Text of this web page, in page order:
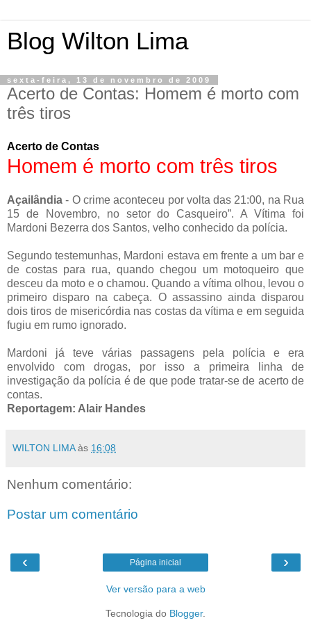
Blog Wilton Lima
sexta-feira, 13 de novembro de 2009
Acerto de Contas: Homem é morto com
três tiros
Acerto de Contas
Homem é morto com três tiros
Açailândia - O crime aconteceu por volta das 21:00, na Rua
15 de Novembro, no setor do Casqueiro”. A Vítima foi
Mardoni Bezerra dos Santos, velho conhecido da polícia.
Segundo testemunhas, Mardoni estava em frente a um bar e
de costas para rua, quando chegou um motoqueiro que
desceu da moto e o chamou. Quando a vítima olhou, levou o
primeiro disparo na cabeça. O assassino ainda disparou
dois tiros de misericórdia nas costas da vítima e em seguida
fugiu em rumo ignorado.
Mardoni já teve várias passagens pela polícia e era
envolvido com drogas, por isso a primeira linha de
investigação da polícia é de que pode tratar-se de acerto de
contas.
Reportagem: Alair Handes
WILTON LIMA às 16:08
Nenhum comentário:
Postar um comentário
‹ ›
Página inicial
Ver versão para a web
Tecnologia do Blogger.